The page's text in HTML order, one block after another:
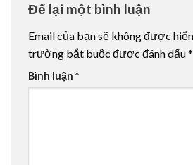
Để lại một bình luận
Email của bạn sẽ không được
trường bắt buộc được đánh dấu*
Bình luận *